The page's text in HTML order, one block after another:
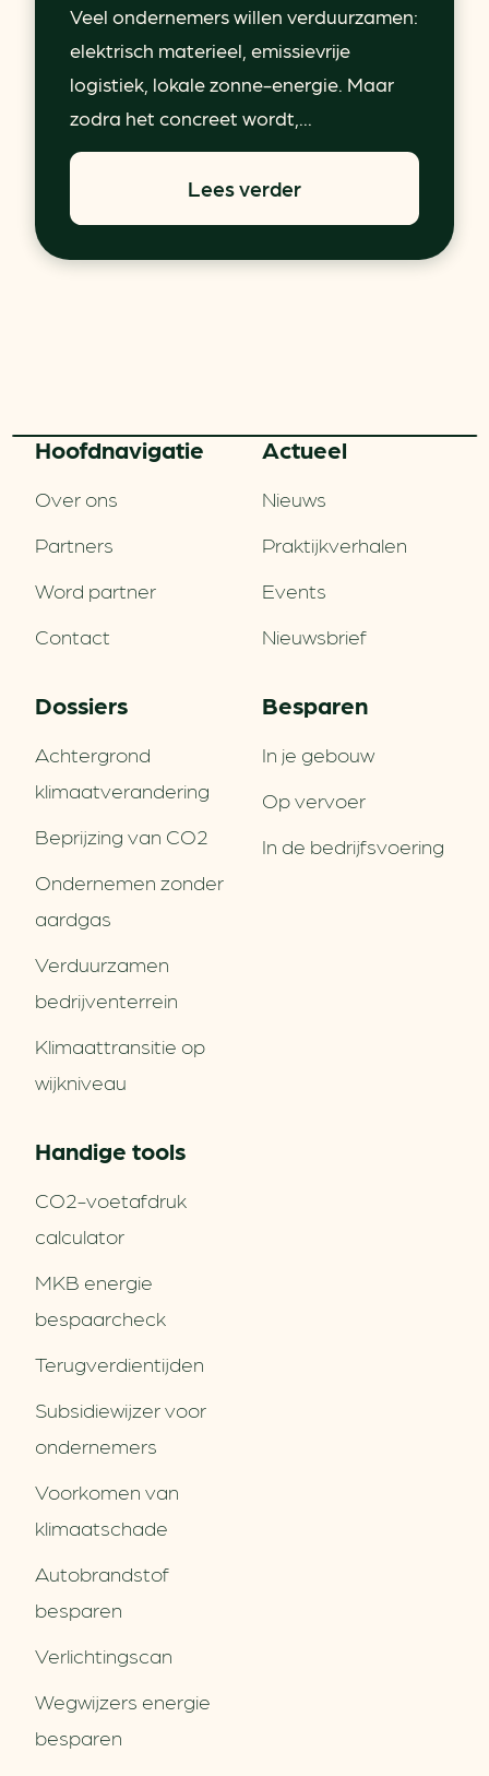
Veel ondernemers willen verduurzamen:
elektrisch materieel, emissievrije
logistiek, lokale zonne-energie. Maar
zodra het concreet wordt,...
Lees verder
Hoofd­navigatie
Over ons
Partners
Word partner
Contact
Actueel
Nieuws
Praktijkverhalen
Events
Nieuwsbrief
Dossiers
Achtergrond
klimaatverandering
Beprijzing van CO2
Ondernemen zonder
aardgas
Verduurzamen
bedrijventerrein
Klimaattransitie op
wijkniveau
Besparen
In je gebouw
Op vervoer
In de bedrijfsvoering
Handige tools
CO2-voetafdruk
calculator
MKB energie
bespaarcheck
Terugverdien­tijden
Subsidiewijzer voor
ondernemers
Voorkomen van
klimaatschade
Autobrandstof
besparen
Verlichtingscan
Wegwijzers energie
besparen